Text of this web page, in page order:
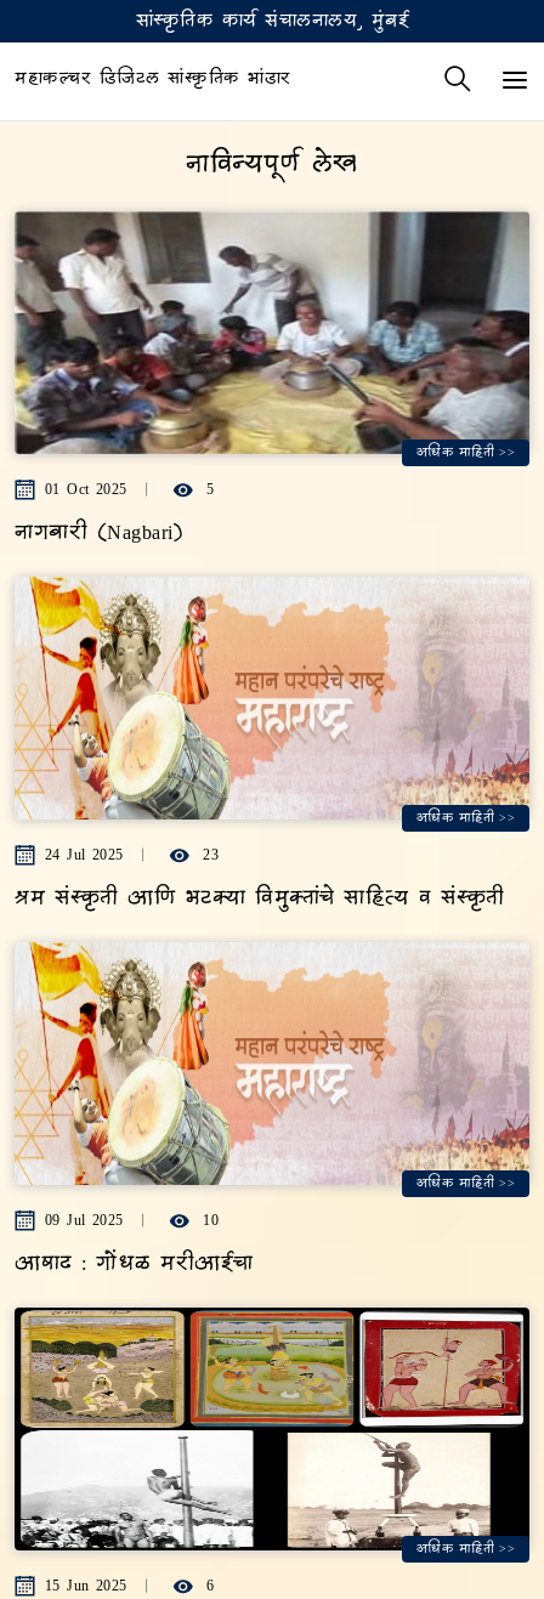
सांस्कृतिक कार्य संचालनालय, मुंबई
महाकल्चर डिजिटल सांस्कृतिक भांडार
नाविन्यपूर्ण लेख
अधिक माहिती >>
01 Oct 2025 5
नागबारी (Nagbari)
अधिक माहिती >>
24 Jul 2025 23
श्रम संस्कृती आणि भटक्या विमुक्तांचे साहित्य व संस्कृती
अधिक माहिती >>
09 Jul 2025 10
आषाढ : गोंधळ मरीआईचा
अधिक माहिती >>
15 Jun 2025 6